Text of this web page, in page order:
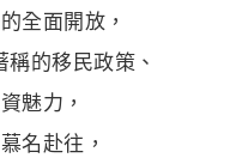
全面開放，
稱的移民政策、
魅力，
名赴往，